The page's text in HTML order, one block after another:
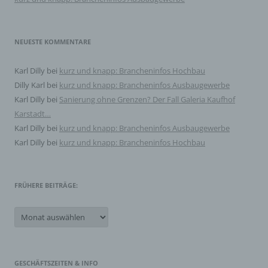
NEUESTE KOMMENTARE
Karl Dilly bei kurz und knapp: Brancheninfos Hochbau
Dilly Karl bei kurz und knapp: Brancheninfos Ausbaugewerbe
Karl Dilly bei Sanierung ohne Grenzen? Der Fall Galeria Kaufhof
Karstadt…
Karl Dilly bei kurz und knapp: Brancheninfos Ausbaugewerbe
Karl Dilly bei kurz und knapp: Brancheninfos Hochbau
FRÜHERE BEITRÄGE:
Beiträge:
GESCHÄFTSZEITEN & INFO
gespeicherter personenbezogener Daten mit dem Ziel,
ihre künftige Verarbeitung einzuschränken.
e) Profiling
Profiling ist jede Art der automatisierten Verarbeitung
personenbezogener Daten, die darin besteht, dass diese
um Aspekte bezüglich Arbeitsleistung, wirtschaftlicher
Ortswechsel dieser natürlichen Person zu analysieren
f) Pseudonymisierung